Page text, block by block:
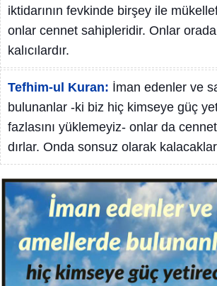
iktidarının fevkinde birşey ile
onlar cennet sahipleridir. Onlar
kalıcılardır.
Tefhim-ul Kuran: İman edenler ve
bulunanlar -ki biz hiç kimseye güç
fazlasını yüklemeyiz- onlar da
dırlar. Onda sonsuz olarak